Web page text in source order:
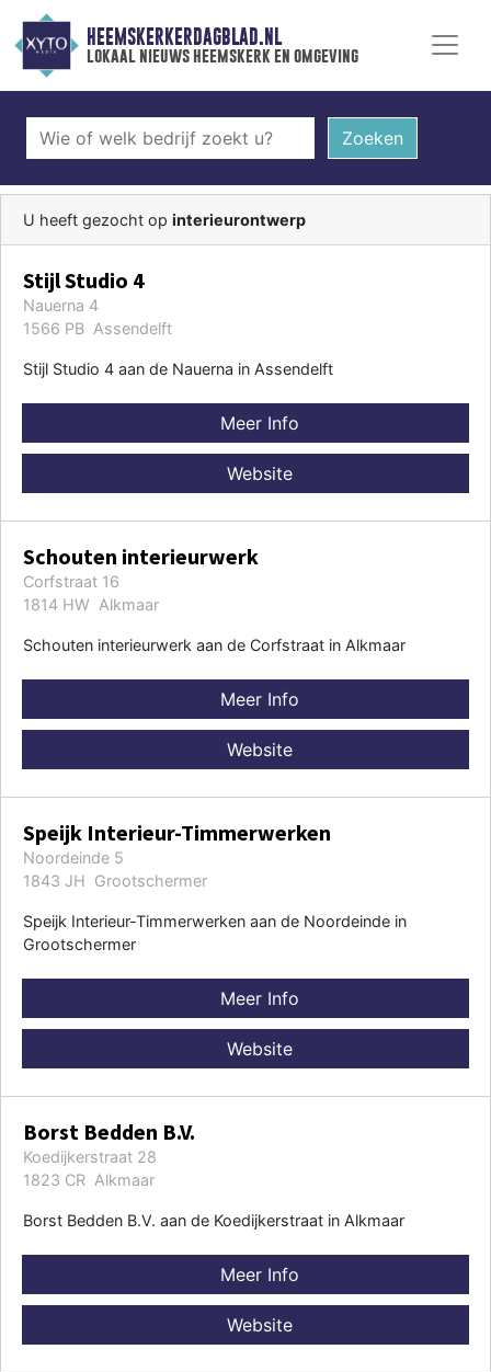
HEEMSKERKERDAGBLAD.NL
lokaal nieuws heemskerk en omgeving
Zoeken
U heeft gezocht op interieurontwerp
Stijl Studio 4
Nauerna 4
1566 PB Assendelft
Stijl Studio 4 aan de Nauerna in Assendelft
Meer Info
Website
Schouten interieurwerk
Corfstraat 16
1814 HW Alkmaar
Schouten interieurwerk aan de Corfstraat in Alkmaar
Meer Info
Website
Speijk Interieur-Timmerwerken
Noordeinde 5
1843 JH Grootschermer
Speijk Interieur-Timmerwerken aan de Noordeinde in
Grootschermer
Meer Info
Website
Borst Bedden B.V.
Koedijkerstraat 28
1823 CR Alkmaar
Borst Bedden B.V. aan de Koedijkerstraat in Alkmaar
Meer Info
Website